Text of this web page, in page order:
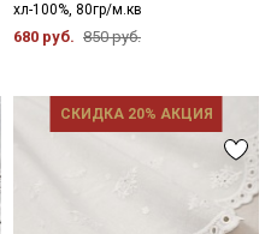
хл-100%, 80гр/м.кв
680 руб. 850 руб.
СКИДКА 20% АКЦИЯ